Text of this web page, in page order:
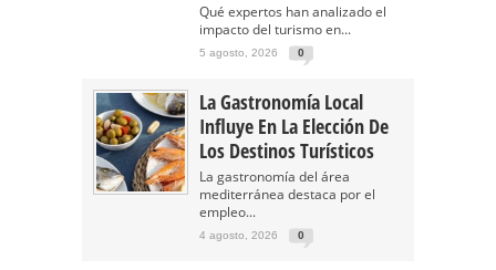
Qué expertos han analizado el
impacto del turismo en...
5 agosto, 2026 0
La Gastronomía Local
Influye En La Elección De
Los Destinos Turísticos
La gastronomía del área
mediterránea destaca por el
empleo...
4 agosto, 2026 0